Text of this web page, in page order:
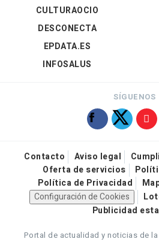
CULTURAOCIO
DESCONECTA
EPDATA.ES
INFOSALUS
SÍGUENOS
Contacto Aviso legal
Oferta de servicios
Política de Privacidad
Configuración de Cookies
Publicidad
Portal de actualidad y noticias de